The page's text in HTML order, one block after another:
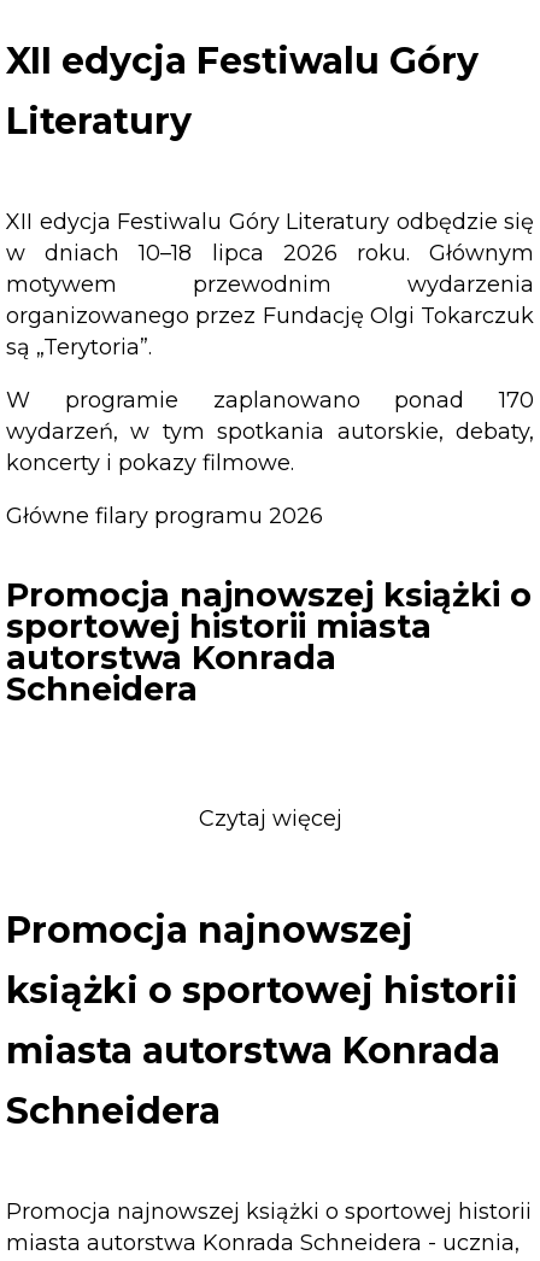
Festiwalu
Góry
XII edycja Festiwalu Góry
Literatury
XII edycja Festiwalu Góry Literatury odbędzie się
w dniach 10–18 lipca 2026 roku. Głównym
motywem przewodnim wydarzenia
organizowanego przez Fundację Olgi Tokarczuk
są „Terytoria”.
W programie zaplanowano ponad 170
wydarzeń, w tym spotkania autorskie, debaty,
koncerty i pokazy filmowe.
Główne filary programu 2026
Promocja najnowszej książki o
sportowej historii miasta
autorstwa Konrada
Schneidera
Czytaj więcej
książki
o
sportowej
historii
miasta
autorstwa
Promocja najnowszej
książki o sportowej historii
miasta autorstwa Konrada
Schneidera
Promocja najnowszej książki o sportowej historii
miasta autorstwa Konrada Schneidera - ucznia,